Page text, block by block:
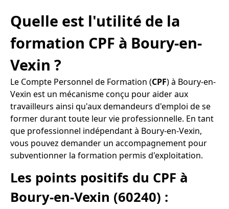
Quelle est l'utilité de la
formation CPF à Boury-en-
Vexin ?
Le Compte Personnel de Formation (CPF) à Boury-en-
Vexin est un mécanisme conçu pour aider aux
travailleurs ainsi qu'aux demandeurs d'emploi de se
former durant toute leur vie professionnelle. En tant
que professionnel indépendant à Boury-en-Vexin,
vous pouvez demander un accompagnement pour
subventionner la formation permis d'exploitation.
Les points positifs du CPF à
Boury-en-Vexin (60240) :